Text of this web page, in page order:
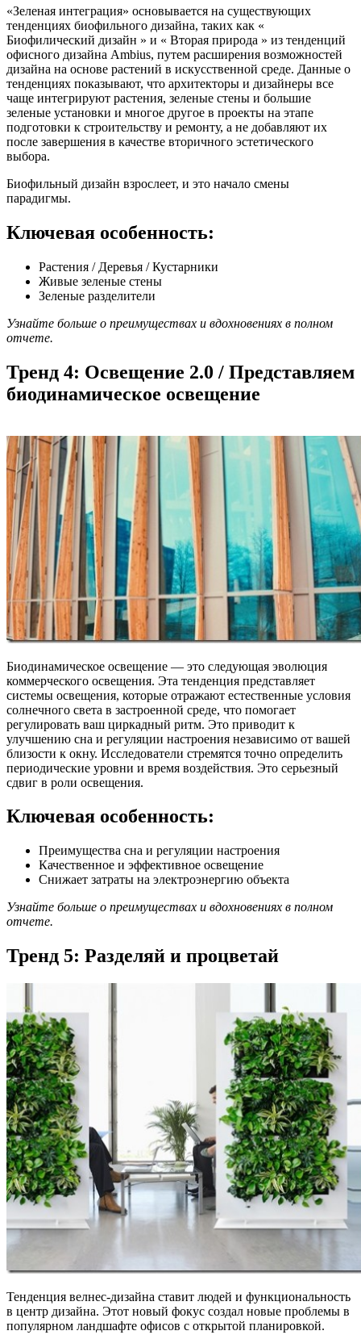
«Зеленая интеграция» основывается на существующих
тенденциях биофильного дизайна, таких как «
Биофилический дизайн » и « Вторая природа » из тенденций
офисного дизайна Ambius, путем расширения возможностей
дизайна на основе растений в искусственной среде. Данные о
тенденциях показывают, что архитекторы и дизайнеры все
чаще интегрируют растения, зеленые стены и большие
зеленые установки и многое другое в проекты на этапе
подготовки к строительству и ремонту, а не добавляют их
после завершения в качестве вторичного эстетического
выбора.
Биофильный дизайн взрослеет, и это начало смены
парадигмы.
Ключевая особенность:
Растения / Деревья / Кустарники
Живые зеленые стены
Зеленые разделители
Узнайте больше о преимуществах и вдохновениях в полном
отчете.
Тренд 4: Освещение 2.0 / Представляем
биодинамическое освещение
Биодинамическое освещение — это следующая эволюция
коммерческого освещения. Эта тенденция представляет
системы освещения, которые отражают естественные условия
солнечного света в застроенной среде, что помогает
регулировать ваш циркадный ритм. Это приводит к
улучшению сна и регуляции настроения независимо от вашей
близости к окну. Исследователи стремятся точно определить
периодические уровни и время воздействия. Это серьезный
сдвиг в роли освещения.
Ключевая особенность:
Преимущества сна и регуляции настроения
Качественное и эффективное освещение
Снижает затраты на электроэнергию объекта
Узнайте больше о преимуществах и вдохновениях в полном
отчете.
Тренд 5: Разделяй и процветай
Тенденция велнес-дизайна ставит людей и функциональность
в центр дизайна. Этот новый фокус создал новые проблемы в
популярном ландшафте офисов с открытой планировкой.